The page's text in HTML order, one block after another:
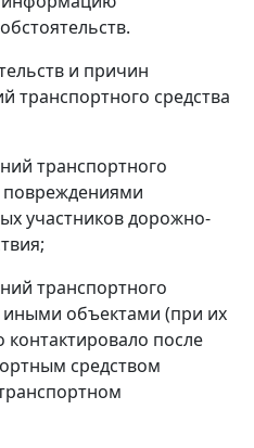
и причин
транспортного средства
транспортного
повреждениями
участников дорожно-
транспортного
иными объектами (при их
после
средством